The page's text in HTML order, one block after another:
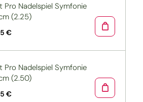
Pro Nadelspiel Symfonie
(2.25)
€
Pro Nadelspiel Symfonie
(2.50)
€